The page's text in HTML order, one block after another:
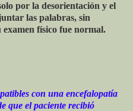
por la desorientación y el
las palabras, sin
examen físico fue normal.
con una encefalopatía
que el paciente recibió